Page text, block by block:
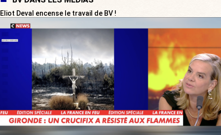
Eliot Deval encense le travail de BV !